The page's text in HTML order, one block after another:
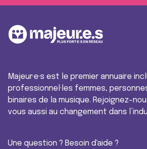
Majeur·e·s est le premier annuaire
professionnel·les femmes,
binaires de la musique. Rejoignez-
vous aussi au changement dans
Une question ? Besoin d'aide ?